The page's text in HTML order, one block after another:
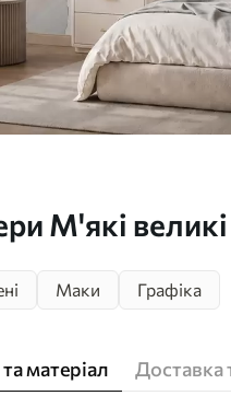
М'які великі
Маки Графіка
матеріал Доставка